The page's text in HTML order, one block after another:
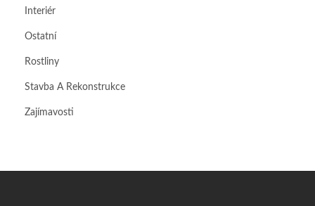
Interiér
Ostatní
Rostliny
Stavba A Rekonstrukce
Zajímavosti